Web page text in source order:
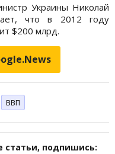
Украины Николай
что в 2012 году
$200 млрд.
ВВП
статьи, подпишись: